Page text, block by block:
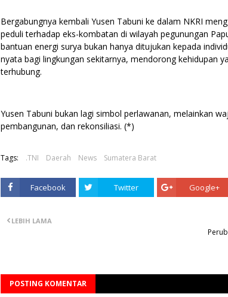
Bergabungnya kembali Yusen Tabuni ke dalam NKRI
peduli terhadap eks-kombatan di wilayah pegunungan
bantuan energi surya bukan hanya ditujukan kepada
nyata bagi lingkungan sekitarnya, mendorong kehidupan
terhubung.
Yusen Tabuni bukan lagi simbol perlawanan, melainkan
pembangunan, dan rekonsiliasi. (*)
Tags: .TNI Daerah News Sumatera Barat
Facebook Twitter Google+
LEBIH LAMA
POSTING KOMENTAR